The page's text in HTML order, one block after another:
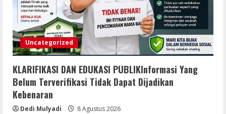
Uncategorized
KLARIFIKASI DAN EDUKASI PUBLIKInformasi Yang
Belum Terverifikasi Tidak Dapat Dijadikan
Kebenaran
Dedi Mulyadi 8 Agustus 2026